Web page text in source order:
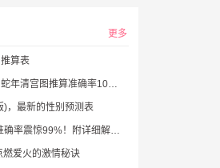
更多
算表
清宫图推算准确率100%！
，最新的性别预测表
震惊99%！附详细解析表！
燃爱火的激情秘诀